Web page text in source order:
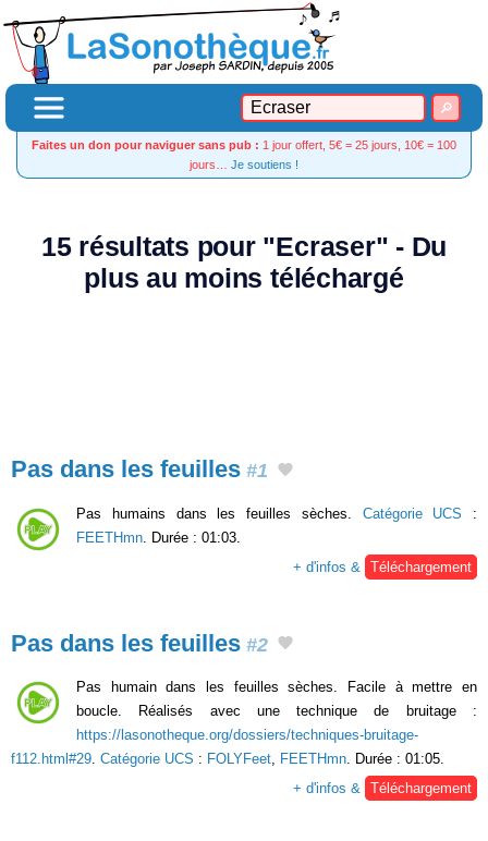
Faites un don pour naviguer sans pub : 1 jour offert, 5€ = 25 jours, 10€ = 100
jours… Je soutiens !
15 résultats pour "Ecraser" - Du
plus au moins téléchargé
Pas dans les feuilles #1
Pas humains dans les feuilles sèches. Catégorie UCS :
FEETHmn . Durée : 01:03.
+ d'infos &
Téléchargement
Pas dans les feuilles #2
Pas humain dans les feuilles sèches. Facile à mettre en
boucle. Réalisés avec une technique de bruitage :
https://lasonotheque.org/dossiers/techniques-bruitage-
f112.html#29. Catégorie UCS : FOLYFeet, FEETHmn. Durée : 01:05.
+ d'infos & Téléchargement